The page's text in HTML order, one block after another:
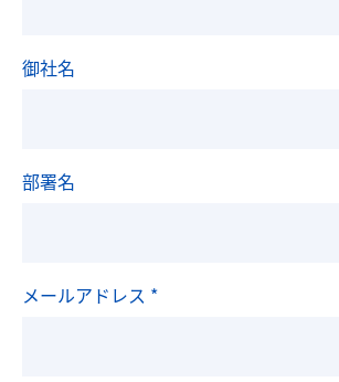
御社名
部署名
メールアドレス *